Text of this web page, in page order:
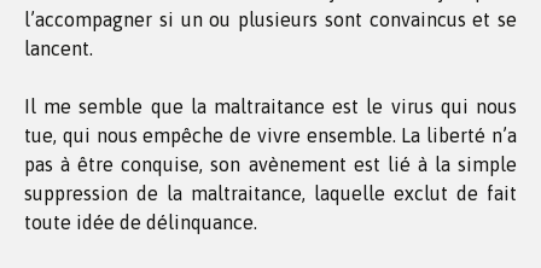
l’accompagner si un ou plusieurs sont convaincus et se
lancent.
Il me semble que la maltraitance est le virus qui nous
tue, qui nous empêche de vivre ensemble. La liberté n’a
pas à être conquise, son avènement est lié à la simple
suppression de la maltraitance, laquelle exclut de fait
toute idée de délinquance.